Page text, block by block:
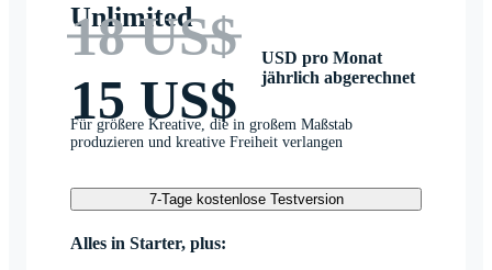
Unlimited
18 US$
15 US$
USD pro Monat
jährlich abgerechnet
Für größere Kreative, die in großem Maßstab
produzieren und kreative Freiheit verlangen
7-Tage kostenlose Testversion
Alles in Starter, plus: